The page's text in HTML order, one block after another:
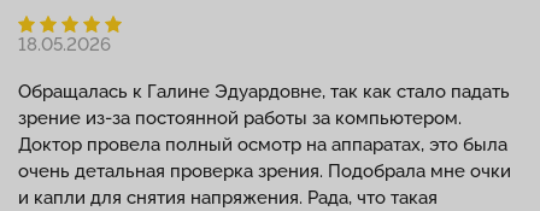
18.05.2026
Обращалась к Галине Эдуардовне, так как стало падать
зрение из-за постоянной работы за компьютером.
Доктор провела полный осмотр на аппаратах, это была
очень детальная проверка зрения. Подобрала мне очки
и капли для снятия напряжения. Рада, что такая